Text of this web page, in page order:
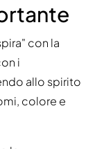
con la
i
allo spirito
colore e